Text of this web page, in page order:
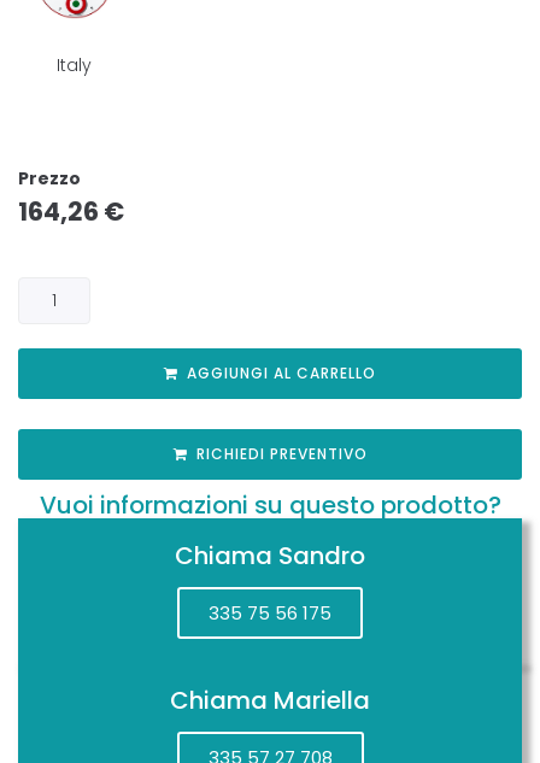
Italy
Prezzo
164,26 €
AGGIUNGI AL CARRELLO
RICHIEDI PREVENTIVO
Vuoi informazioni su questo prodotto?
Chiama Sandro
335 75 56 175
Chiama Mariella
335 57 27 708